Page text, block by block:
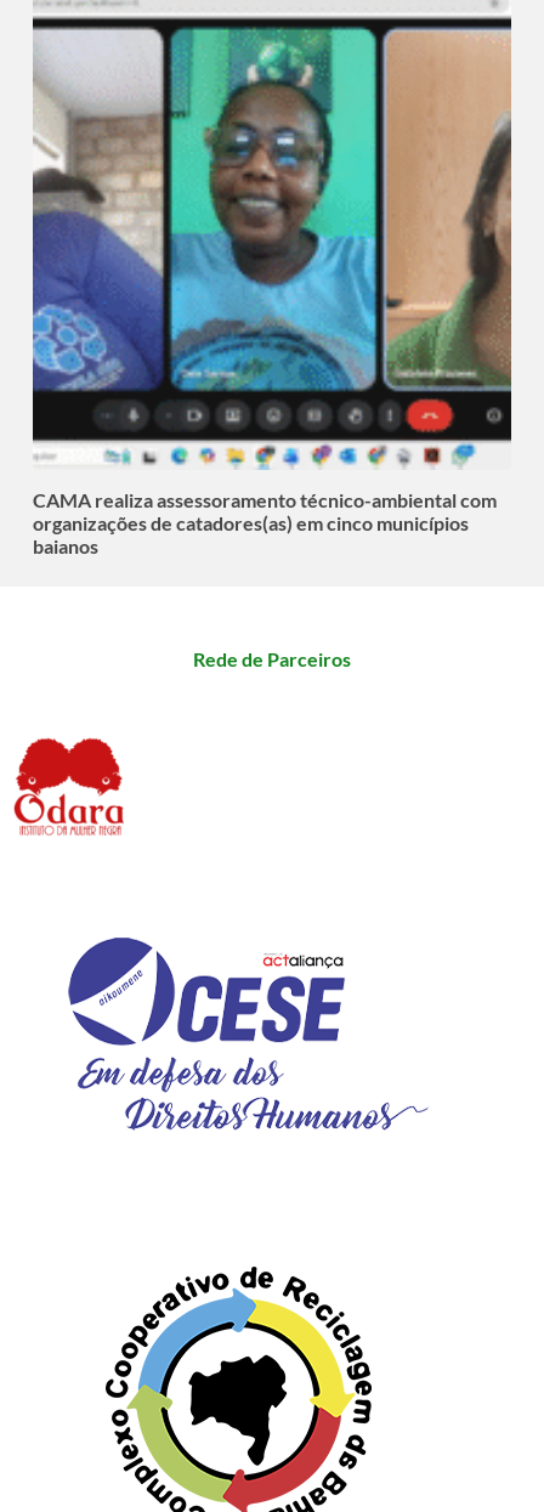
CAMA realiza assessoramento técnico-ambiental com
organizações de catadores(as) em cinco municípios
baianos
Rede de Parceiros